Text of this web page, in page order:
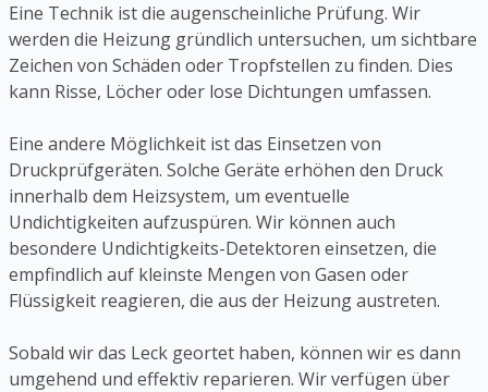
Eine Technik ist die augenscheinliche Prüfung. Wir
werden die Heizung gründlich untersuchen, um sichtbare
Zeichen von Schäden oder Tropfstellen zu finden. Dies
kann Risse, Löcher oder lose Dichtungen umfassen.
Eine andere Möglichkeit ist das Einsetzen von
Druckprüfgeräten. Solche Geräte erhöhen den Druck
innerhalb dem Heizsystem, um eventuelle
Undichtigkeiten aufzuspüren. Wir können auch
besondere Undichtigkeits-Detektoren einsetzen, die
empfindlich auf kleinste Mengen von Gasen oder
Flüssigkeit reagieren, die aus der Heizung austreten.
Sobald wir das Leck geortet haben, können wir es dann
umgehend und effektiv reparieren. Wir verfügen über